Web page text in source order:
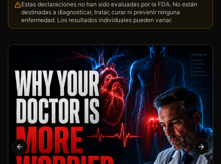
Estas declaraciones no han sido evaluadas por la FDA. No están
destinadas a diagnosticar, tratar, curar ni prevenir ninguna
enfermedad. Los resultados individuales pueden variar.
Previous slide Next